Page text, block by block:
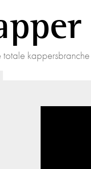
kappersbranche